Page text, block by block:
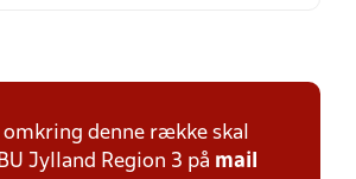
denne række skal
Jylland Region 3 på mail